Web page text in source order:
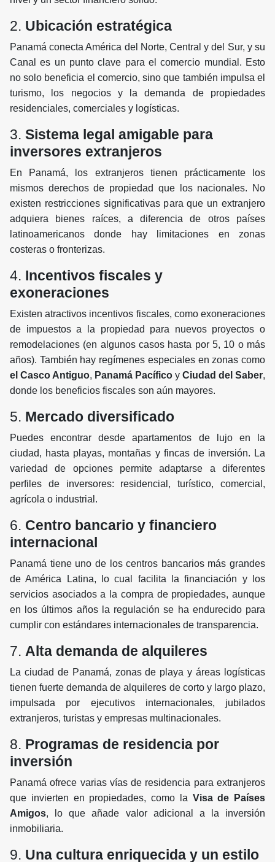
2. Ubicación estratégica
Panamá conecta América del Norte, Central y del Sur, y su
Canal es un punto clave para el comercio mundial. Esto
no solo beneficia el comercio, sino que también impulsa el
turismo, los negocios y la demanda de propiedades
residenciales, comerciales y logísticas.
3. Sistema legal amigable para
inversores extranjeros
En Panamá, los extranjeros tienen prácticamente los
mismos derechos de propiedad que los nacionales. No
existen restricciones significativas para que un extranjero
adquiera bienes raíces, a diferencia de otros países
latinoamericanos donde hay limitaciones en zonas
costeras o fronterizas.
4. Incentivos fiscales y
exoneraciones
Existen atractivos incentivos fiscales, como exoneraciones
de impuestos a la propiedad para nuevos proyectos o
remodelaciones (en algunos casos hasta por 5, 10 o más
años). También hay regímenes especiales en zonas como
el Casco Antiguo, Panamá Pacífico y Ciudad del Saber,
donde los beneficios fiscales son aún mayores.
5. Mercado diversificado
Puedes encontrar desde apartamentos de lujo en la
ciudad, hasta playas, montañas y fincas de inversión. La
variedad de opciones permite adaptarse a diferentes
perfiles de inversores: residencial, turístico, comercial,
agrícola o industrial.
6. Centro bancario y financiero
internacional
Panamá tiene uno de los centros bancarios más grandes
de América Latina, lo cual facilita la financiación y los
servicios asociados a la compra de propiedades, aunque
en los últimos años la regulación se ha endurecido para
cumplir con estándares internacionales de transparencia.
7. Alta demanda de alquileres
La ciudad de Panamá, zonas de playa y áreas logísticas
tienen fuerte demanda de alquileres de corto y largo plazo,
impulsada por ejecutivos internacionales, jubilados
extranjeros, turistas y empresas multinacionales.
8. Programas de residencia por
inversión
Panamá ofrece varias vías de residencia para extranjeros
que invierten en propiedades, como la Visa de Países
Amigos, lo que añade valor adicional a la inversión
inmobiliaria.
9. Una cultura enriquecida y un estilo